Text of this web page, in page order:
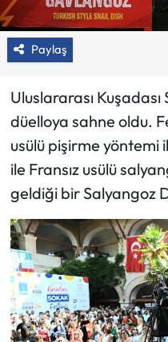
Paylaş
Uluslararası
düelloya sahne oldu.
usülü pişirme yöntemi
ile Fransız usülü
geldiği bir Salyangoz